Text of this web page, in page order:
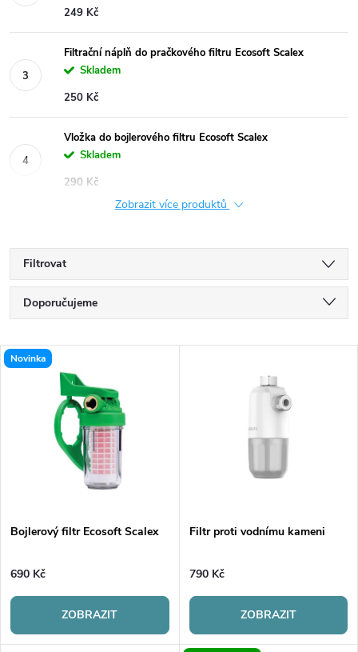
249 Kč
Filtrační náplň do pračkového filtru Ecosoft Scalex
Skladem
250 Kč
Vložka do bojlerového filtru Ecosoft Scalex
Skladem
290 Kč
Zobrazit více produktů
Filtrovat
Ř
a
p
r
o
Doporučujeme
Nejdražší
Nejprodávanější
Abecedně
V
s
p
r
Novinka
Bojlerový filtr Ecosoft Scalex
690 Kč
ZOBRAZIT
Filtr proti vodnímu kameni
790 Kč
ZOBRAZIT